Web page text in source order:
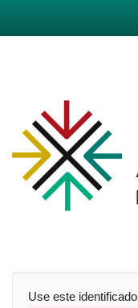
Use este